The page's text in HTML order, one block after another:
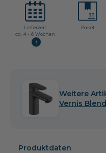
Lieferzeit:
ca. 4 - 6 Wochen
i
Paket
Weitere
Vernis Blend
Produktdaten